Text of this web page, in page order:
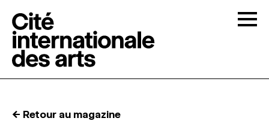
← Retour au magazine